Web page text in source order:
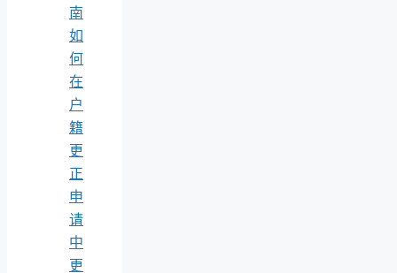
南
如
何
在
户
籍
更
正
申
请
中
更